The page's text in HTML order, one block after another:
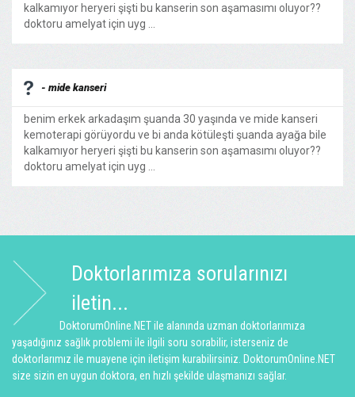
kalkamıyor heryeri şişti bu kanserin son aşamasımı oluyor??
doktoru amelyat için uyg ...
- mide kanseri
benim erkek arkadaşım şuanda 30 yaşında ve mide kanseri
kemoterapi görüyordu ve bi anda kötüleşti şuanda ayağa bile
kalkamıyor heryeri şişti bu kanserin son aşamasımı oluyor??
doktoru amelyat için uyg ...
Doktorlarımıza sorularınızı
iletin...
DoktorumOnline.NET ile alanında uzman doktorlarımıza
yaşadığınız sağlık problemi ile ilgili soru sorabilir, isterseniz de
doktorlarımız ile muayene için iletişim kurabilirsiniz. DoktorumOnline.NET
size sizin en uygun doktora, en hızlı şekilde ulaşmanızı sağlar.